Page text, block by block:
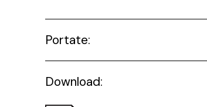
Portate:
Download: